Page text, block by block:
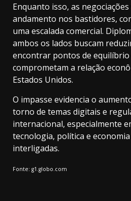
Enquanto isso, as
andamento nos bastidores,
uma escalada comercial.
ambos os lados buscam
encontrar pontos de equilíbrio
comprometam a relação
Estados Unidos.
O impasse evidencia o
torno de temas digitais e
internacional, especialmente
tecnologia, política e
interligadas.
Fonte: g1.globo.com